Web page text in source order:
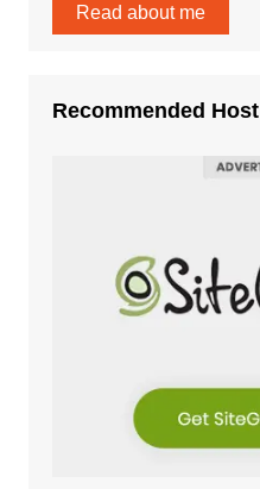
Read about me
Recommended Host